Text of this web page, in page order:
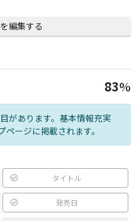
編集する
83%
があります。基本情報充実
ージに掲載されます。
タイトル
発売日